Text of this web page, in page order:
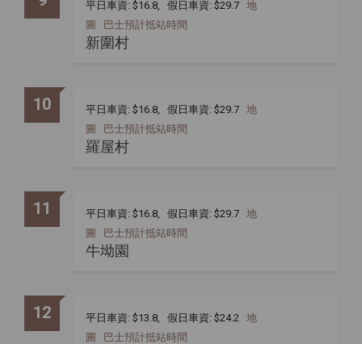
平日車資: $16.8, 假日車資: $29.7 地
圖
巴士預計抵站時間
新圍村
10 平日車資: $16.8, 假日車資: $29.7 地
圖
巴士預計抵站時間
羅屋村
11 平日車資: $16.8, 假日車資: $29.7 地
圖
巴士預計抵站時間
牛坳園
12 平日車資: $13.8, 假日車資: $24.2 地
圖
巴士預計抵站時間